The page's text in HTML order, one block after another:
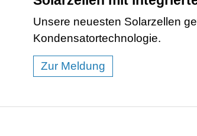
Unsere neuesten Solarzellen
Kondensatortechnologie.
Zur Meldung